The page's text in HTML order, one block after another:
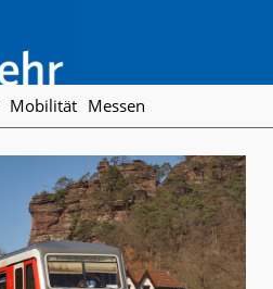
Mobilität Messen